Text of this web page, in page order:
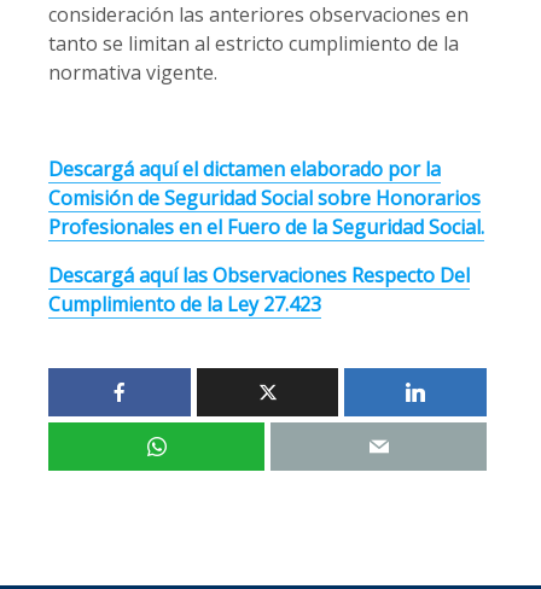
consideración las anteriores observaciones en
tanto se limitan al estricto cumplimiento de la
normativa vigente.
Descargá aquí el dictamen elaborado por la
Comisión de Seguridad Social sobre Honorarios
Profesionales en el Fuero de la Seguridad Social.
Descargá aquí las Observaciones Respecto Del
Cumplimiento de la Ley 27.423